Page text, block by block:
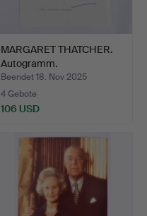
MARGARET THATCHER.
Autogramm.
Beendet 18. Nov 2025
4 Gebote
106 USD